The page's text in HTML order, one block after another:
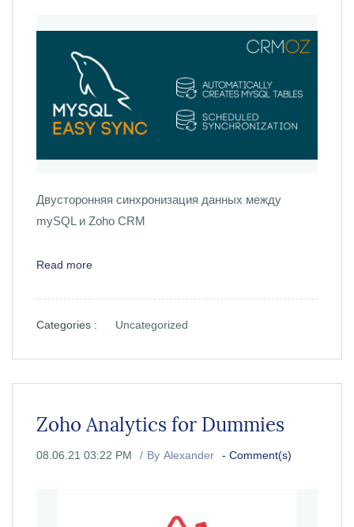
Двусторонняя синхронизация данных между
mySQL и Zoho CRM
Read more
Categories : Uncategorized
Zoho Analytics for Dummies
08.06.21 03:22 PM By Alexander - Comment(s)